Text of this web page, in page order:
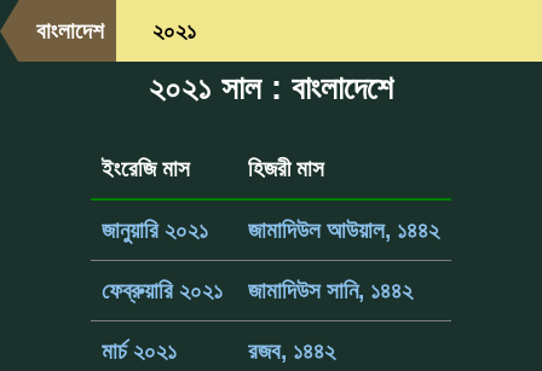
বাংলাদেশ ২০২১
২০২১ সাল : বাংলাদেশে
ইংরেজি মাস হিজরী মাস
জানুয়ারি ২০২১ জামাদিউল আউয়াল, ১৪৪২
ফেব্রুয়ারি ২০২১ জামাদিউস সানি, ১৪৪২
মার্চ ২০২১ রজব, ১৪৪২